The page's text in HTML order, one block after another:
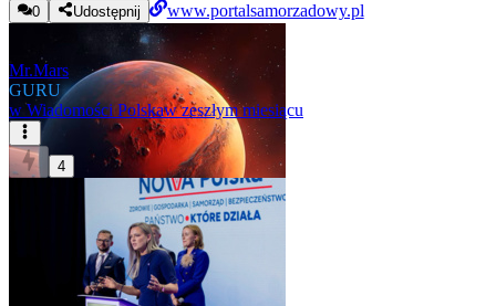
0
Udostępnij www.portalsamorzadowy.pl
Mr.Mars
GURU
w Wiadomości Polskaw zeszłym miesiącu
4